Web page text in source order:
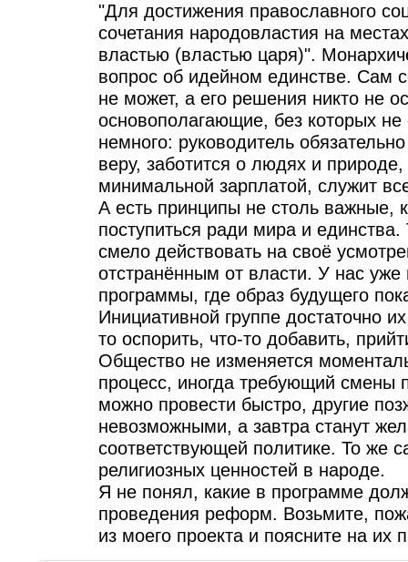
"Для достижения православного
сочетания народовластия на
властью (властью царя)".
вопрос об идейном единстве. Сам
не может, а его решения никто не
основополагающие, без которых
немного: руководитель
веру, заботится о людях и природе,
минимальной зарплатой, служит
А есть принципы не столь важные,
поступиться ради мира и
смело действовать на своё
отстранённым от власти. У нас
программы, где образ будущего
Инициативной группе достаточно
то оспорить, что-то добавить,
Общество не изменяется
процесс, иногда требующий
можно провести быстро, другие
невозможными, а завтра станут
соответствующей политике. То же
религиозных ценностей в народе.
Я не понял, какие в программе
проведения реформ. Возьмите,
из моего проекта и поясните на их